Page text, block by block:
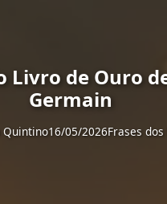
Livro de Ouro
Germain
Quintino16/05/2026Frases